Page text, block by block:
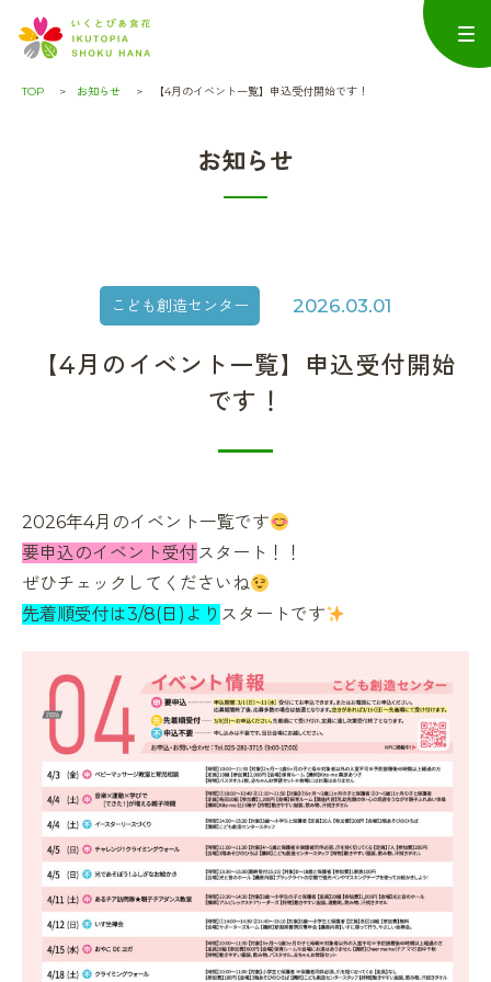
TOP お知らせ 【4月のイベント一覧】申込受付開始です！
お知らせ
こども創造センター 2026.03.01
【4月のイベント一覧】申込受付開始
です！
2026年4月のイベント一覧です
要申込のイベント受付スタート！！
ぜひチェックしてくださいね
先着順受付は3/8(日)より スタートです